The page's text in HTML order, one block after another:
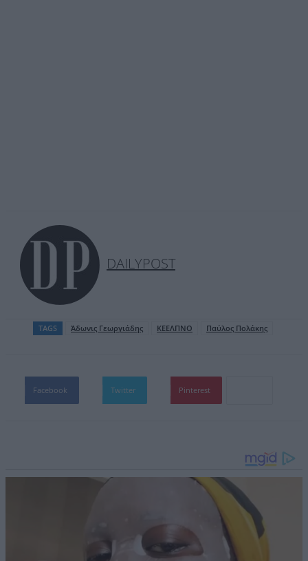
DAILYPOST
TAGS Άδωνις Γεωργιάδης ΚΕΕΛΠΝΟ Παύλος Πολάκης
Facebook Twitter Pinterest